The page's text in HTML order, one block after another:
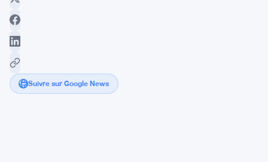
Suivre sur Google News